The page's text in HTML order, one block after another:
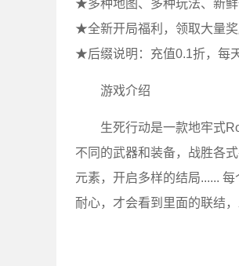
★多种地图、多种玩法、新
★全新开局福利，领取大量奖
★后缀说明：充值0.1折，每
游戏介绍
生死行动是一款地牢式
不同的武器和装备，战胜各
元素，开启多样的结局......
耐心，才会看到里面的联结